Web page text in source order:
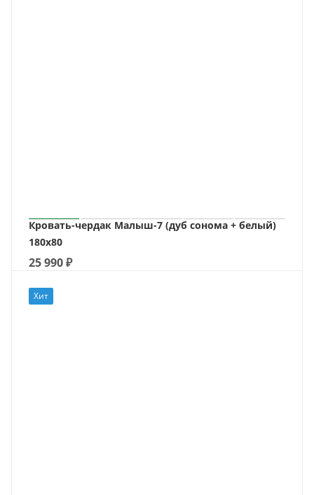
Кровать-чердак Малыш-7 (дуб сонома + белый)
180х80
25 990₽
Хит